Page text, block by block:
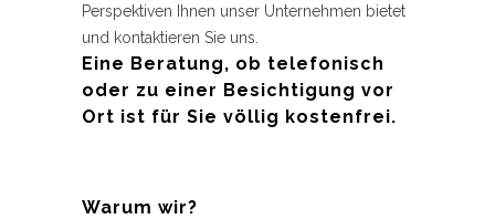
Perspektiven Ihnen unser Unternehmen bietet
und kontaktieren Sie uns.
Eine Beratung, ob telefonisch
oder zu einer Besichtigung vor
Ort ist für Sie völlig kostenfrei.
Warum wir?